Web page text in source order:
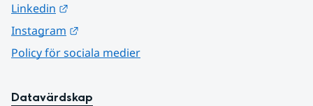
Linkedin
Instagram
Policy för sociala medier
Datavärdskap